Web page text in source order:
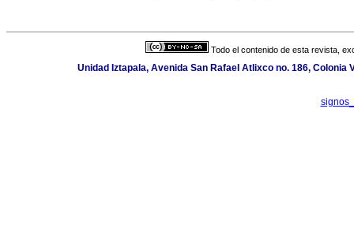
Todo el contenido de esta revista,
Unidad Iztapala, Avenida San Rafael Atlixco no. 186, Colonia